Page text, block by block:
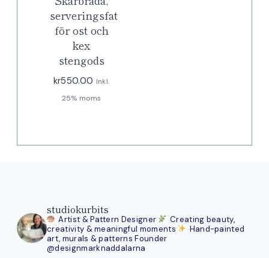
serveringsfat
för ost och
kex
stengods
kr550.00 Inkl.
25% moms
studiokurbits
Artist & Pattern Designer
Creating beauty,
creativity & meaningful moments
Hand-painted
art, murals & patterns Founder
@designmarknaddalarna